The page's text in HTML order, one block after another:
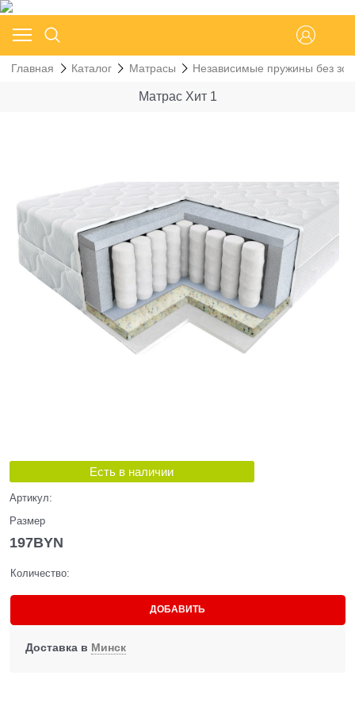
Главная Каталог Матрасы Независимые пружины без зон
Матрас Хит 1
Есть в наличии
Артикул:
Размер
197BYN
Количество:
ДОБАВИТЬ
Доставка в Минск